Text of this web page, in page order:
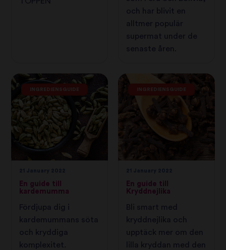
och har blivit en
alltmer populär
supermat under de
senaste åren.
INGREDIENSGUIDE
En guide till
kardemumma
Fördjupa dig i
kardemummans söta
och kryddiga
komplexitet.
INGREDIENSGUIDE
En guide till
Kryddnejlika
Bli smart med
kryddnejlika och
upptäck mer om den
lilla kryddan med den